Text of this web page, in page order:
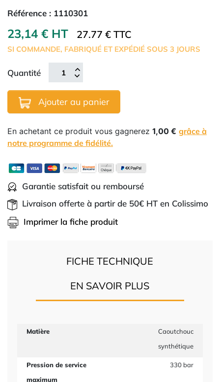
Référence : 1110301
23,14 € HT 27.77 € TTC
SI COMMANDE, FABRIQUÉ ET EXPÉDIÉ SOUS 3 JOURS
Quantité
Ajouter au panier
En achetant ce produit vous gagnerez 1,00 € grâce à
notre programme de fidélité.
Garantie satisfait ou remboursé
Livraison offerte à partir de 50€ HT en Colissimo
Imprimer la fiche produit
FICHE TECHNIQUE
EN SAVOIR PLUS
Matière
Caoutchouc
synthétique
Pression de service
maximum
330 bar